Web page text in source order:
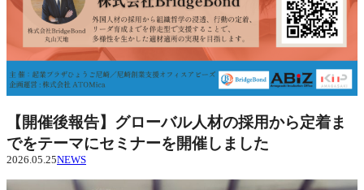
【開催後報告】グローバル人材の採用から定着ま
でをテーマにセミナーを開催しました
2026.05.25NEWS